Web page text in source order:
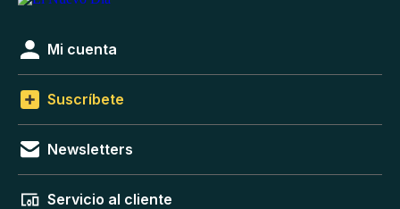
Mi cuenta
Suscríbete
Newsletters
Servicio al cliente